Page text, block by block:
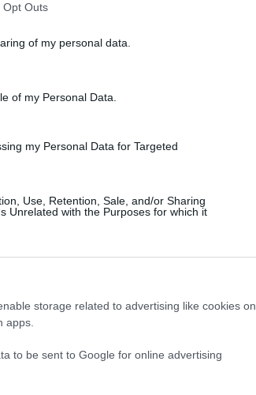
Opt Outs
of my personal data.
of my Personal Data.
my Personal Data for Targeted
Use, Retention, Sale, and/or Sharing
Unrelated with the Purposes for which it
storage related to advertising like cookies on
apps.
to be sent to Google for online advertising
της ΑΕΚ, αθλητής που
κοντώ. Τη μεγάλη κερκυραϊκή
Κερκυραϊκού ΓΣ, που κατέκτησε